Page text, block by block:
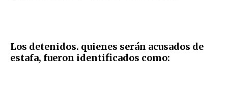
Los detenidos. quienes serán acusados de
estafa, fueron identificados como: